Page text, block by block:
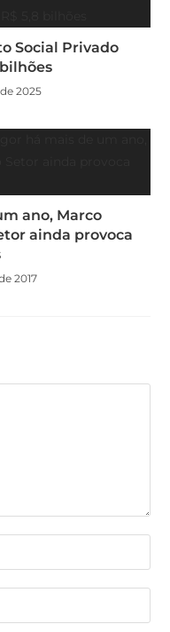
Social Privado
2025
ano, Marco
ainda provoca
2017